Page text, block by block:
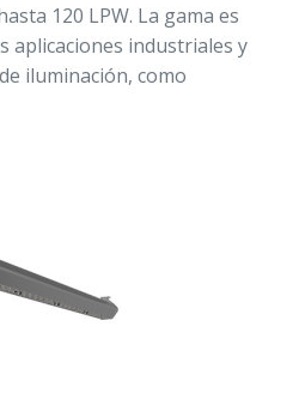
120 LPW. La gama es
aplicaciones industriales y
iluminación, como